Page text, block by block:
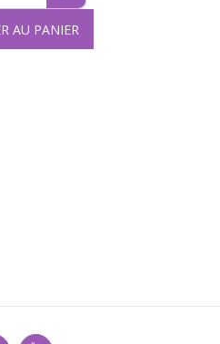
AU PANIER